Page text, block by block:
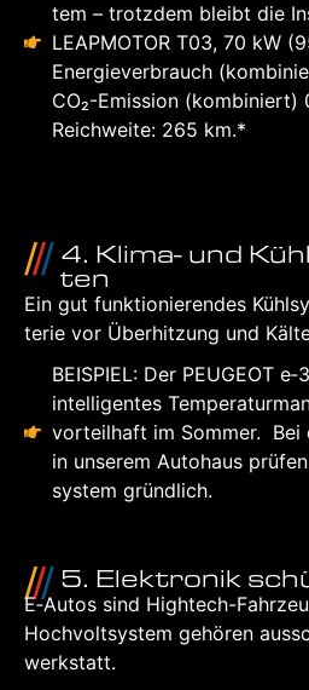
tem – trotz­dem bleibt die
LEAP­MO­TOR T03, 70 kW
Ener­gie­ver­brauch
CO₂-Emis­si­on (kom­bi­niert)
Reich­wei­te: 265 km.*
4. Kli­ma- und
ten
Ein gut funk­tio­nie­ren­des
te­rie vor Über­hit­zung und
BEI­SPIEL: Der PEU­GEOT
intel­li­gen­tes
vor­teil­haft im Som­mer. Bei
in unse­rem Auto­haus
sys­tem gründ­lich.
5. Elek­tro­nik
E‑Autos sind High­tech-
Hoch­volt­sys­tem gehö­ren
werk­statt.